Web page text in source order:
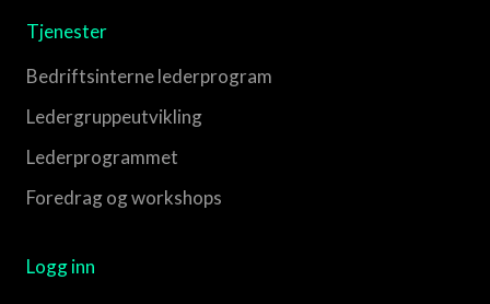
Tjenester
Bedriftsinterne lederprogram
Leder­gruppe­utvikling
Leder­programmet
Foredrag og workshops
Logg inn